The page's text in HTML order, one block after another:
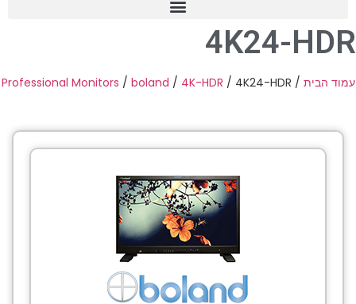
Frame Grabber
Industrial Camera
Professional Video Equipment
Fiber Optic
AV over IP
4K24-HDR
עמוד הבית /
Professional Monitors / boland / 4K-HDR / 4K24-HDR